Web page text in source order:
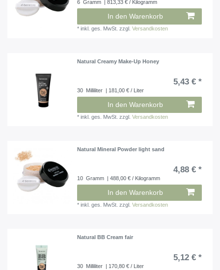
6 Gramm | 813,33 € / Kilogramm
In den Warenkorb
*inkl. ges. MwSt. zzgl.Versandkosten
Natural Creamy Make-Up Honey
5,43 € *
30 Milliliter | 181,00 € / Liter
In den Warenkorb
*inkl. ges. MwSt. zzgl.Versandkosten
Natural Mineral Powder light sand
4,88 € *
10 Gramm | 488,00 € / Kilogramm
In den Warenkorb
*inkl. ges. MwSt. zzgl.Versandkosten
Natural BB Cream fair
5,12 € *
30 Milliliter | 170,80 € / Liter